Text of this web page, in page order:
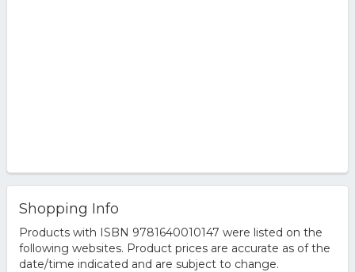
Shopping Info
Products with ISBN 9781640010147 were listed on the
following websites. Product prices are accurate as of the
date/time indicated and are subject to change.